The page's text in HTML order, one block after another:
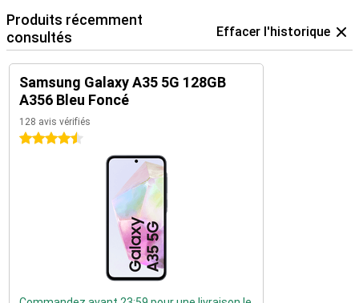
Produits récemment
consultés
Effacer l'historique
Samsung Galaxy A35 5G 128GB
A356 Bleu Foncé
128 avis vérifiés
4.5 étoiles